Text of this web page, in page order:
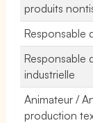
produits
Responsable
Responsable
industrielle
Animateur /
production